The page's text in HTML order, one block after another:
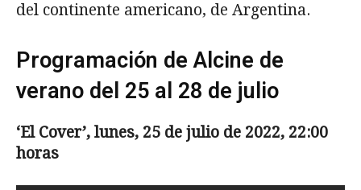
del continente americano, de Argentina.
Programación de Alcine de
verano del 25 al 28 de julio
‘El Cover’, lunes, 25 de julio de 2022, 22:00
horas